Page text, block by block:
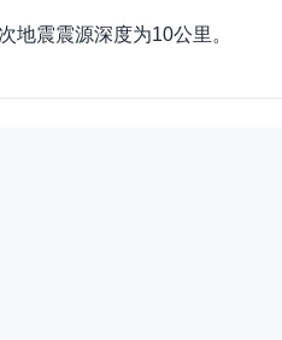
地震震源深度为10公里。